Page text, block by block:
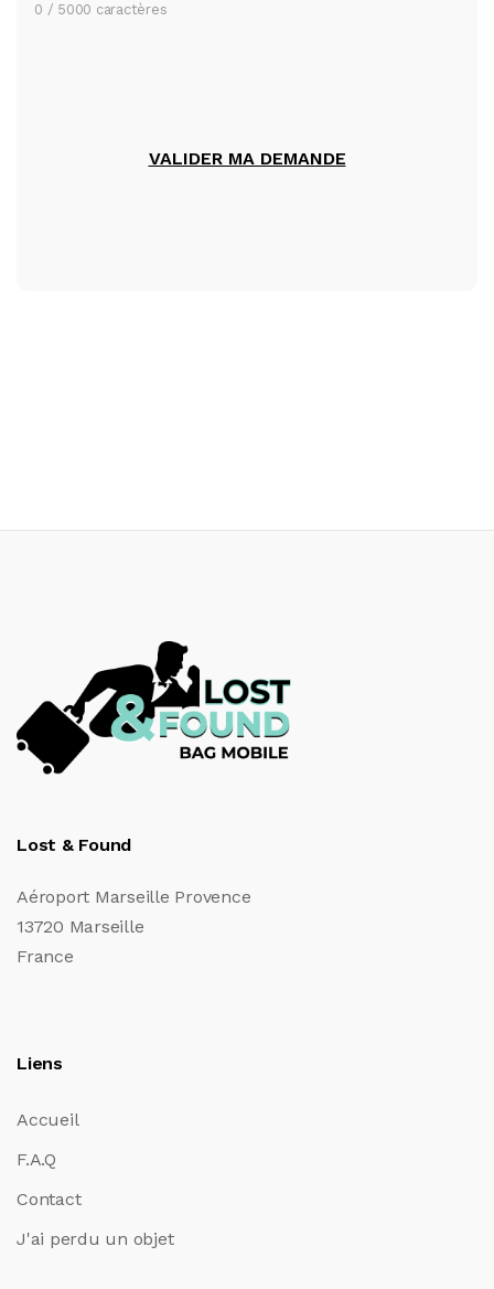
0 / 5000 caractères
Lost & Found
Aéroport Marseille Provence
13720 Marseille
France
Liens
Accueil
F.A.Q
Contact
J'ai perdu un objet